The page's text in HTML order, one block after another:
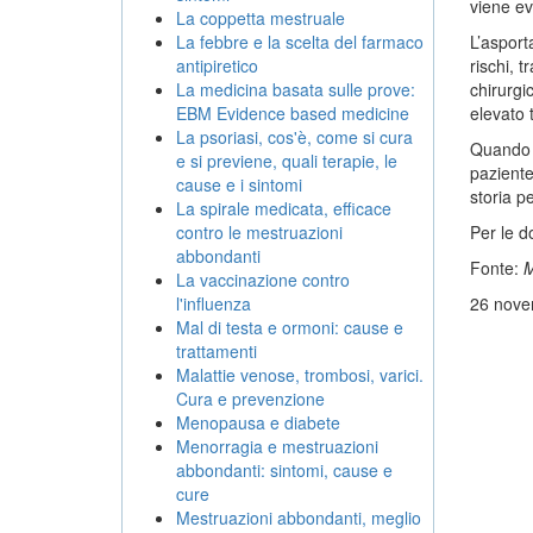
viene
rischi,
elevato
storia
Per le
Fonte:
26
La coppetta mestruale
La febbre e la scelta del farmaco
antipiretico
La medicina basata sulle prove:
EBM Evidence based medicine
La psoriasi, cos'è, come si cura
e si previene, quali terapie, le
cause e i sintomi
La spirale medicata, efficace
contro le mestruazioni
abbondanti
La vaccinazione contro
l'influenza
Mal di testa e ormoni: cause e
trattamenti
Malattie venose, trombosi, varici.
Cura e prevenzione
Menopausa e diabete
Menorragia e mestruazioni
abbondanti: sintomi, cause e
cure
Mestruazioni abbondanti, meglio